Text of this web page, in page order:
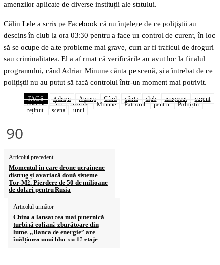
amenzilor aplicate de diverse instituții ale statului.
Călin Lele a scris pe Facebook că nu înțelege de ce polițiștii au
descins în club la ora 03:30 pentru a face un control de curent, în loc
să se ocupe de alte probleme mai grave, cum ar fi traficul de droguri
sau criminalitatea. El a afirmat că verificările au avut loc la finalul
programului, când Adrian Minune cânta pe scenă, și a întrebat de ce
polițiștii nu au putut să facă controlul într-un moment mai potrivit.
TAGS Adrian Atunci Când cânta club cunoscut
curent
descins
furt manele Minune Patronul pentru
Polițiștii
reținut
scena unui
90
Articolul precedent
Momentul în care drone ucrainene
distrug și avariază două sisteme
Tor-M2. Pierdere de 50 de milioane
de dolari pentru Rusia
Articolul următor
China a lansat cea mai puternică
turbină eoliană zburătoare din
lume. „Banca de energie” are
înălțimea unui bloc cu 13 etaje